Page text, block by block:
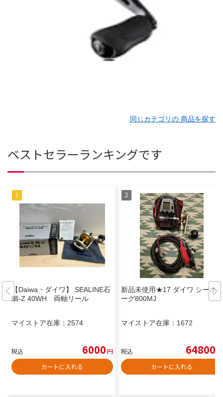
同じカテゴリの 商品を探す
ベストセラーランキングです
【Daiwa・ダイワ】 SEALINE石
鯛-Z 40WH 両軸リール
マイストア在庫： 2574
税込 6000円
カートに入れる
新品未使用★17 ダイワ シーボ
ーグ800MJ
マイストア在庫： 1672
税込 64800
カートに入れる